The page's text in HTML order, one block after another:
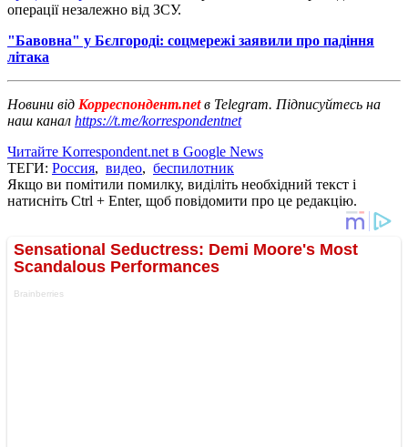
операції незалежно від ЗСУ.
"Бавовна" у Бєлгороді: соцмережі заявили про падіння
літака
Новини від Корреспондент.netв Telegram. Підписуйтесь на
наш канал https://t.me/korrespondentnet
Читайте Korrespondent.net в Google News
ТЕГИ: Россия, видео, беспилотник
Якщо ви помітили помилку, виділіть необхідний текст і
натисніть Ctrl + Enter, щоб повідомити про це редакцію.